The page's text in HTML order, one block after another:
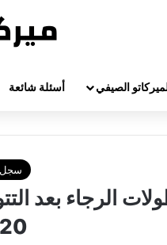
الصيفي أسئلة شائعة
سجل
الرجاء بعد